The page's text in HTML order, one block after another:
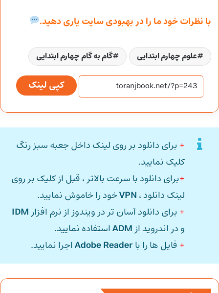
با نظرات خود ما را در بهبودی سایت یاری دهید.
علوم چهارم ابتدایی گام به گام چهارم ابتدایی
کپی لینک
+ برای دانلود بر روی لینک داخل جعبه سبز رنگ
کلیک نمایید.
+برای دانلود با سرعت بالاتر ، قبل از کلیک بر روی
لینک دانلود ، VPNخود را خاموش نمایید.
+ برای دانلود آسان تر در ویندوز از نرم افزار IDM
و در اندروید از ADMاستفاده نمایید.
+ فایل ها را باAdobe Readerاجرا نمایید.